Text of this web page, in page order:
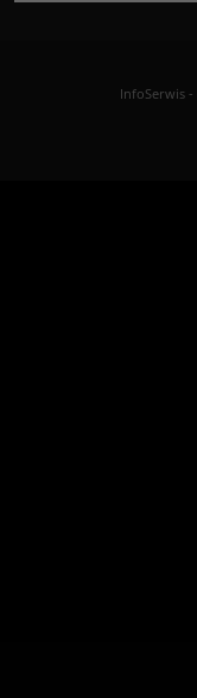
InfoSerwis-